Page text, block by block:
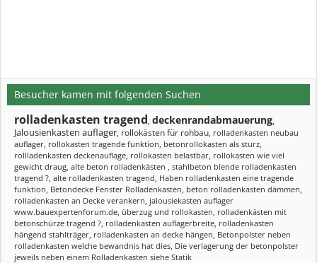
Besucher kamen mit folgenden Suchen
rolladenkasten tragend, deckenrandabmauerung,
Jalousienkasten auflager, rollokästen für rohbau, rolladenkasten neubau
auflager, rollokasten tragende funktion, betonrollokasten als sturz,
rollladenkasten deckenauflage, rollokasten belastbar, rollokasten wie viel
gewicht draug, alte beton rolladenkästen , stahlbeton blende rolladenkasten
tragend ?, alte rolladenkasten tragend, Haben rolladenkasten eine tragende
funktion, Betondecke Fenster Rolladenkasten, beton rolladenkasten dämmen,
rolladenkasten an Decke verankern, jalousiekasten auflager
www.bauexpertenforum.de, überzug und rollokasten, rolladenkästen mit
betonschürze tragend ?, rolladenkasten auflagerbreite, rolladenkasten
hängend stahlträger, rolladenkasten an decke hängen, Betonpolster neben
rolladenkasten welche bewandnis hat dies, Die verlagerung der betonpolster
jeweils neben einem Rolladenkasten siehe Statik